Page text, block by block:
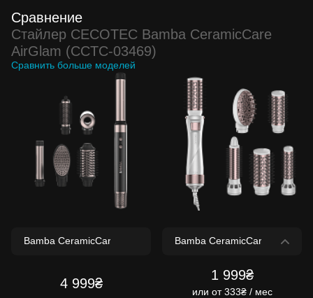
Сравнение
Стайлер CECOTEC Bamba CeramicCare
AirGlam (CCTC-03469)
Сравнить больше моделей
4 999₴
1 999₴
или от 333₴ / мес